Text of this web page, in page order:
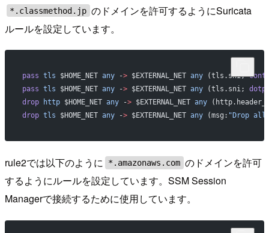
*.classmethod.jp のドメインを許可するようにSuricata
ルールを設定しています。
pass tls $HOME_NET any -> $EXTERNAL_NET any (tls.sni;
pass tls $HOME_NET any -> $EXTERNAL_NET any (tls.sni;
drop http $HOME_NET any -> $EXTERNAL_NET any
drop tls $HOME_NET any -> $EXTERNAL_NET any (msg: "Drop all
rule2では以下のように *.amazonaws.com のドメインを許可
するようにルールを設定しています。SSM Session
Managerで接続するために使用しています。